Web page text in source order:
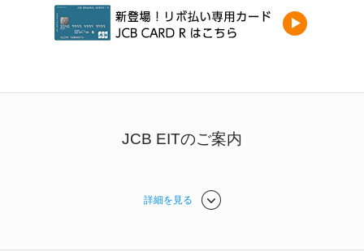
JCB EITのご案内
詳細を見る